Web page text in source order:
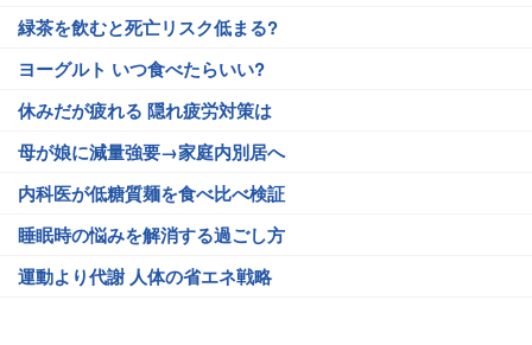
緑茶を飲むと死亡リスク低まる?
ヨーグルト いつ食べたらいい?
休みだが疲れる 隠れ疲労対策は
母が娘に減量強要→家庭内別居へ
内科医が低糖質麺を食べ比べ検証
睡眠時の悩みを解消する過ごし方
運動より代謝 人体の省エネ戦略